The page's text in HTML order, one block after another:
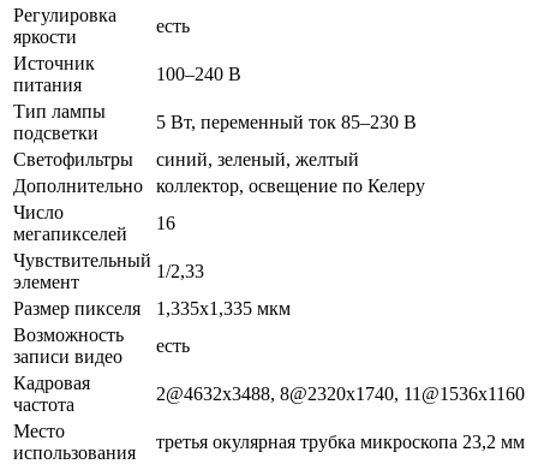
Регулировка
яркости
есть
Источник
питания
100–240 В
Тип лампы
подсветки
5 Вт, переменный ток 85–230 В
Светофильтры
синий, зеленый, желтый
Дополнительно
коллектор, освещение по Келеру
Число
мегапикселей
16
Чувствительный
элемент
1/2,33
Размер пикселя
1,335x1,335 мкм
Возможность
записи видео
есть
Кадровая
частота
2@4632x3488, 8@2320x1740, 11@1536x1160
Место
использования
третья окулярная трубка микроскопа 23,2 мм